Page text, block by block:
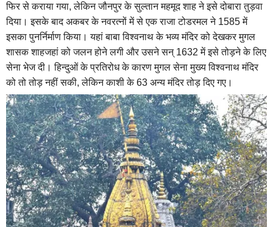
फिर से कराया गया, लेकिन जौनपुर के सुल्तान महमूद शाह ने इसे दोबारा तुड़वा
दिया। इसके बाद अकबर के नवरत्नों में से एक राजा टोडरमल ने 1585 में
इसका पुनर्निर्माण किया। यहां बाबा विश्वनाथ के भव्य मंदिर को देखकर मुगल
शासक शाहजहां को जलन होने लगी और उसने सन् 1632 में इसे तोड़ने के लिए
सेना भेज दी। हिन्दुओं के प्रतिरोध के कारण मुगल सेना मुख्य विश्वनाथ मंदिर
को तो तोड़ नहीं सकी, लेकिन काशी के 63 अन्य मंदिर तोड़ दिए गए।